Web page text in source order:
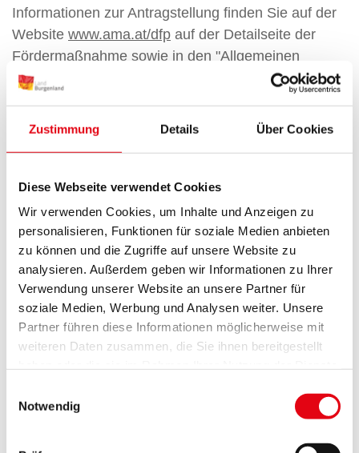
Zustimmung Details Über Cookies
Diese Webseite verwendet Cookies
Wir verwenden Cookies, um Inhalte und Anzeigen zu
personalisieren, Funktionen für soziale Medien anbieten
zu können und die Zugriffe auf unsere Website zu
analysieren. Außerdem geben wir Informationen zu Ihrer
Verwendung unserer Website an unsere Partner für
soziale Medien, Werbung und Analysen weiter. Unsere
Partner führen diese Informationen möglicherweise mit
weiteren Daten zusammen, die Sie ihnen bereitgestellt
Notwendig
Informationen zur Antragstellung finden Sie auf der
Website www.ama.at/dfp auf der Detailseite der
Fördermaßnahme sowie in den "Allgemeinen
Informationen".
Die Sonderrichtlinie des Landes Burgenland zur
Umsetzung EU/Land-finanzierter
Projektmaßnahmen der Ländlichen Entwicklung im
Antragstellung
Informationsportal der Agrarmarkt Austria (AMA)
Beantragung über die Digitale Förderplattform
https://www.ama.at/dfp/home
Förderstelle:
Amt der Burgenländischen Landesregierung
Abteilung 9 - EU, Gesellschaft und Förderwesen